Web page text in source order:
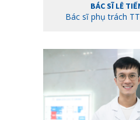
BÁC SĨ LÊ
Bác sĩ phụ trách